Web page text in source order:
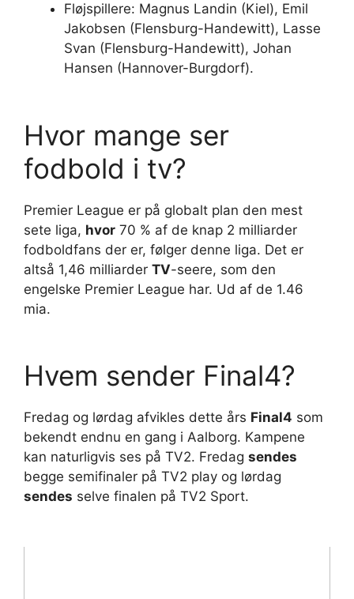
Fløjspillere: Magnus Landin (Kiel), Emil
Jakobsen (Flensburg-Handewitt), Lasse
Svan (Flensburg-Handewitt), Johan
Hansen (Hannover-Burgdorf).
Hvor mange ser
fodbold i tv?
Premier League er på globalt plan den mest
sete liga, hvor 70 % af de knap 2 milliarder
fodboldfans der er, følger denne liga. Det er
altså 1,46 milliarder TV-seere, som den
engelske Premier League har. Ud af de 1.46
mia.
Hvem sender Final4?
Fredag og lørdag afvikles dette års Final4 som
bekendt endnu en gang i Aalborg. Kampene
kan naturligvis ses på TV2. Fredag sendes
begge semifinaler på TV2 play og lørdag
sendes selve finalen på TV2 Sport.